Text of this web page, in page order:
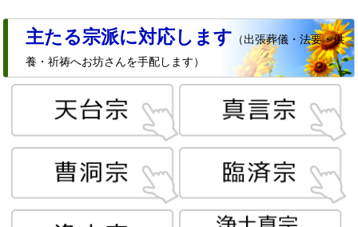
主たる宗派に対応します （出張葬儀・法要・供
養・祈祷へお坊さんを手配します）